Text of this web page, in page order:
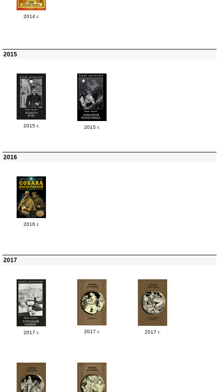
2014 г.
2015
2015 г. 2015 г.
2016
2016 г.
2017
2017 г. 2017 г. 2017 г.